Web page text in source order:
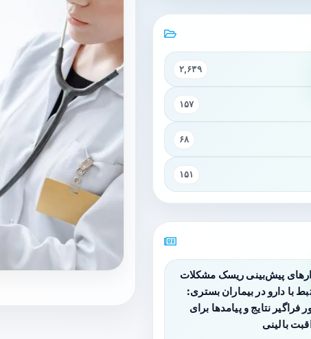
۲,۶۳۹
۱۵۷
۶۸
۱۵۱
پیش‌بینی ریسک مشکلات
با دارو در بیماران بستری:
فراگیر نتایج و پیامدها برای
بالینی